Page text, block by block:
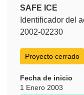
SAFE ICE
Identificador del
2002-02230
Proyecto cerrado
Fecha de inicio
1 Enero 2003